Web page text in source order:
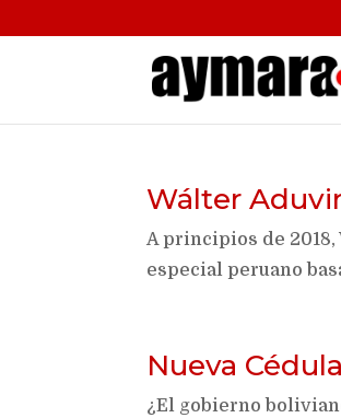
Wálter
A principios de
especial peruano
Nueva
¿El gobierno